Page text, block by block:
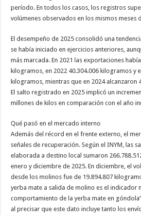
período. En todos los casos, los registros
volúmenes observados en los mismos meses
El desempeño de 2025 consolidó una
se había iniciado en ejercicios anteriores,
más marcada. En 2021 las exportaciones
kilogramos, en 2022 40.304.006 kilogramos y
kilogramos, mientras que en 2024 alcanzaron
El salto registrado en 2025 implicó un
millones de kilos en comparación con el año
Qué pasó en el mercado interno
Además del récord en el frente externo, el
señales de recuperación. Según el INYM, las
elaborada a destino local sumaron
enero y diciembre de 2025. En diciembre, el
desde los molinos fue de 19.894.807
yerba mate a salida de molino es el indicador
comportamiento de la yerba mate en
al precisar que este dato incluye tanto los